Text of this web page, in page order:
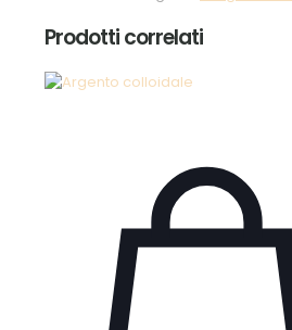
quantità
Prodotti correlati